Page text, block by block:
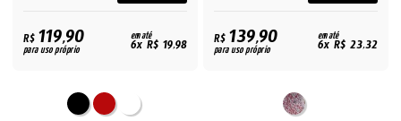
R$119,90
para uso próprio
em até
6x R$ 19,98 R$139,90
para uso próprio
em até
6x R$ 23,32